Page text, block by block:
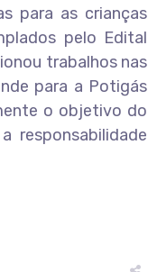
para as crianças
pelo Edital
trabalhos nas
para a Potigás
o objetivo do
responsabilidade